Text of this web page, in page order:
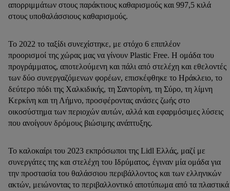
απορριμμάτων στους παράκτιους καθαρισμούς και 997,5 κιλά
στους υποθαλάσσιους καθαρισμούς.
Το 2022 το ταξίδι συνεχίστηκε, με στόχο 6 επιπλέον
προορισμοί της χώρας μας να γίνουν Plastic Free. H ομάδα του
προγράμματος, αποτελούμενη και πάλι από στελέχη και εθελοντές
των δύο συνεργαζόμενων φορέων, επισκέφθηκε το Ηράκλειο, το
δεύτερο πόδι της Χαλκιδικής, τη Σαντορίνη, τη Σύρο, τη λίμνη
Κερκίνη και τη Λήμνο, προσφέροντας ανάσες ζωής στο
οικοσύστημα των περιοχών αυτών, αλλά και εφαρμόσιμες λύσεις
που ανοίγουν δρόμους βιώσιμης ανάπτυξης.
Το καλοκαίρι του 2023 εκπρόσωποι της Lidl Ελλάς, μαζί με
συνεργάτες της και στελέχη του Ιδρύματος, έγιναν μία ομάδα για
την προστασία του θαλάσσιου περιβάλλοντος και των ελληνικών
ακτών, μειώνοντας το περιβαλλοντικό αποτύπωμα από τα πλαστικά